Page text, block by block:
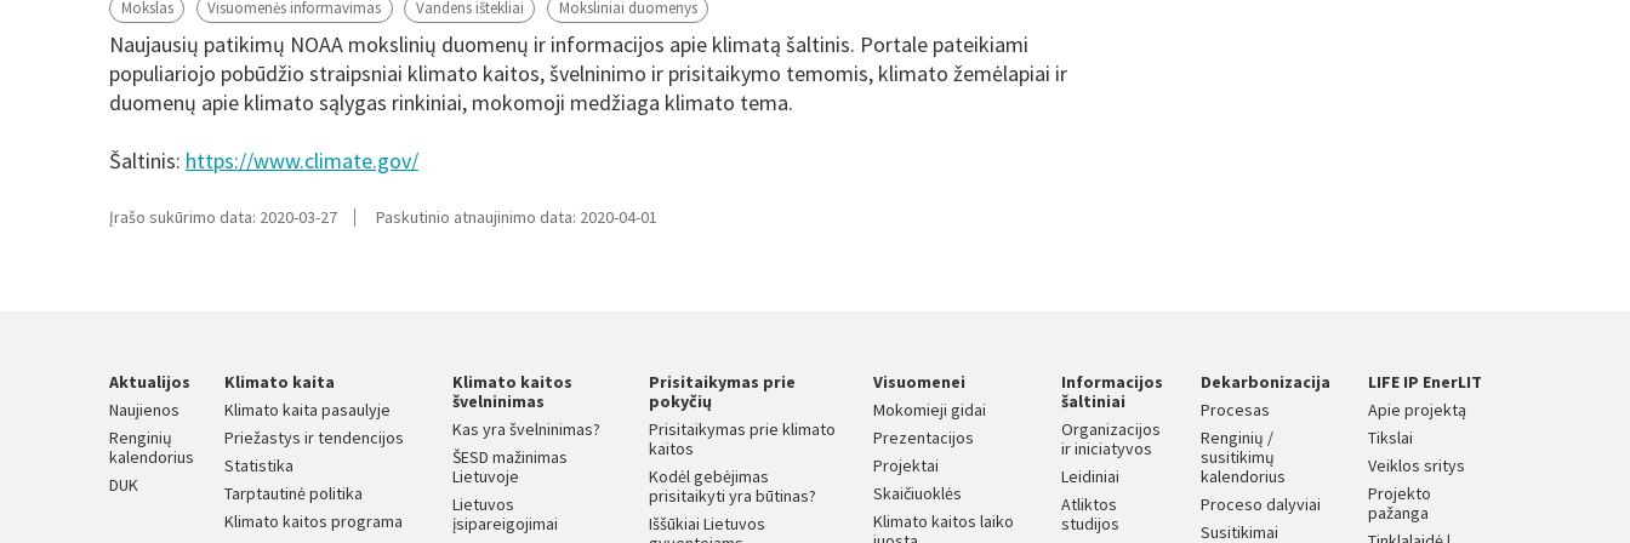
Mokslas Visuomenės informavimas Vandens ištekliai Moksliniai duomenys
Naujausių patikimų NOAA mokslinių duomenų ir informacijos apie klimatą šaltinis. Portale pateikiami
populiariojo pobūdžio straipsniai klimato kaitos, švelninimo ir prisitaikymo temomis, klimato žemėlapiai ir
duomenų apie klimato sąlygas rinkiniai, mokomoji medžiaga klimato tema.
Šaltinis: https://www.climate.gov/
Įrašo sukūrimo data: 2020-03-27 Paskutinio atnaujinimo data: 2020-04-01
Aktualijos
Naujienos
Renginių
kalendorius
DUK
Klimato kaita
Klimato kaita pasaulyje
Priežastys ir tendencijos
Statistika
Tarptautinė politika
Klimato kaitos programa
Klimato kaitos
švelninimas
Kas yra švelninimas?
ŠESD mažinimas
Lietuvoje
Lietuvos
įsipareigojimai
Prisitaikymas prie
pokyčių
Prisitaikymas prie klimato
kaitos
Kodėl gebėjimas
prisitaikyti yra būtinas?
Iššūkiai Lietuvos
Visuomenei
Mokomieji gidai
Prezentacijos
Projektai
Skaičiuoklės
Klimato kaitos laiko
Informacijos
šaltiniai
Organizacijos
ir iniciatyvos
Leidiniai
Atliktos
studijos
Dekarbonizacija
Procesas
Renginių /
susitikimų
kalendorius
Proceso dalyviai
Susitikimai
LIFE IP EnerLIT
Apie projektą
Tikslai
Veiklos sritys
Projekto
pažanga